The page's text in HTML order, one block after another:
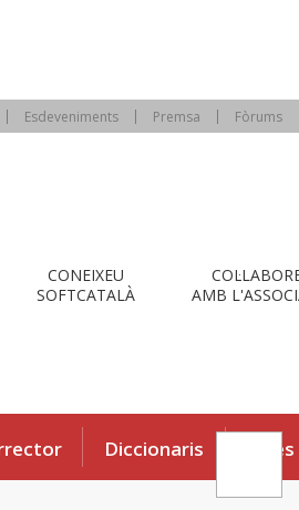
Esdeveniments Premsa Fòrums
CONEIXEU
SOFTCATALÀ
AMB
Diccionaris Eines